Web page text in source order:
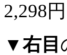
2,298円
▼右目